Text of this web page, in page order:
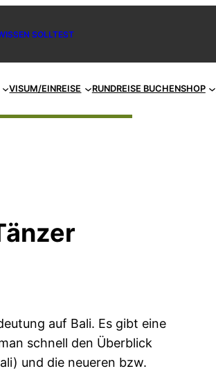
SOLLTEST
VISUM/EINREISE RUNDREISE BUCHENSHOP
auf Bali. Es gibt eine
schnell den Überblick
und die neueren bzw.